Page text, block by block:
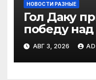
НОВОСТИ РАЗНЫЕ
Гол Даку
победу
матче РПЛ
АВГ 3, 2026